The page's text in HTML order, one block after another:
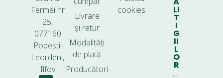
Fermei nr.
25,
077160
Popești-
Leordeni,
Ilfov
Livrare
și retur
Modalități
de plată
Producători
cookies
LI
T
I
G
II
L
O
R